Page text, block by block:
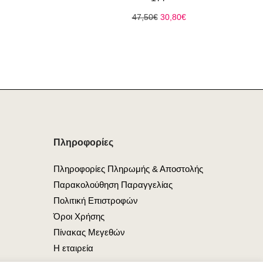
47,50€ Original
30,80€Η
Πληροφορίες
Πληροφορίες Πληρωμής & Αποστολής
Παρακολούθηση Παραγγελίας
Πολιτική Επιστροφών
Όροι Χρήσης
Πίνακας Μεγεθών
Η εταιρεία